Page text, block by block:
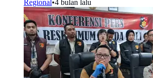
Regional •4 bulan lalu